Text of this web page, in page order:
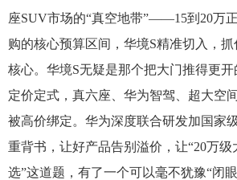
座SUV市场的“真空地带”——15到20万
购的核心预算区间，华境S精准切入，
核心。华境S无疑是那个把大门推得更
定价定式，真六座、华为智驾、超大空
被高价绑定。华为深度联合研发加国家
重背书，让好产品告别溢价，让“20万级
选”这道题，有了一个可以毫不犹豫“闭眼